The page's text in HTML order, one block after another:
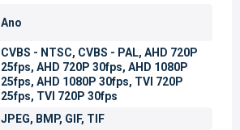
Ano
CVBS - NTSC, CVBS - PAL, AHD 720P
25fps, AHD 720P 30fps, AHD 1080P
25fps, AHD 1080P 30fps, TVI 720P
25fps, TVI 720P 30fps
JPEG, BMP, GIF, TIF